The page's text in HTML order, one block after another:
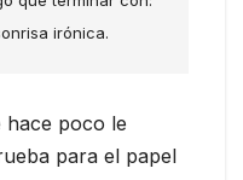
irónica.
hace poco le
para el papel